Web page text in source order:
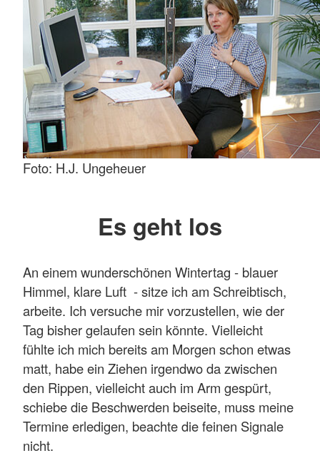
Foto: H.J. Ungeheuer
Es geht los
An einem wunderschönen Wintertag - blauer
Himmel, klare Luft - sitze ich am Schreibtisch,
arbeite. Ich versuche mir vorzustellen, wie der
Tag bisher gelaufen sein könnte. Vielleicht
fühlte ich mich bereits am Morgen schon etwas
matt, habe ein Ziehen irgendwo da zwischen
den Rippen, vielleicht auch im Arm gespürt,
schiebe die Beschwerden beiseite, muss meine
Termine erledigen, beachte die feinen Signale
nicht.